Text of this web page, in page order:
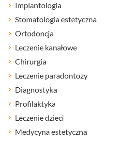
Implantologia
Stomatologia estetyczna
Ortodoncja
Leczenie kanałowe
Chirurgia
Leczenie paradontozy
Diagnostyka
Profilaktyka
Leczenie dzieci
Medycyna estetyczna